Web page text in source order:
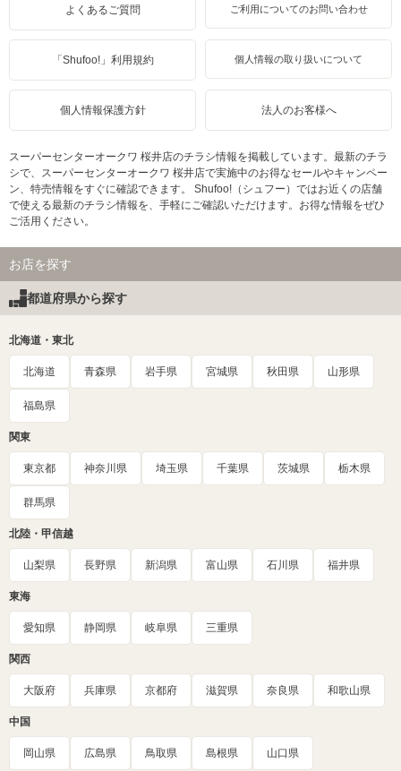
よくあるご質問 ご利用についてのお問い合わせ
「Shufoo!」利用規約 個人情報の取り扱いについて
個人情報保護方針 法人のお客様へ
スーパーセンターオークワ 桜井店のチラシ情報を掲載しています。最新のチラ
シで、スーパーセンターオークワ 桜井店で実施中のお得なセールやキャンペー
ン、特売情報をすぐに確認できます。 Shufoo!（シュフー）ではお近くの店舗
で使える最新のチラシ情報を、手軽にご確認いただけます。お得な情報をぜひ
ご活用ください。
お店を探す
都道府県から探す
北海道・東北
北海道 青森県 岩手県 宮城県 秋田県 山形県
福島県
関東
東京都 神奈川県 埼玉県 千葉県 茨城県 栃木県
群馬県
北陸・甲信越
山梨県 長野県 新潟県 富山県 石川県 福井県
東海
愛知県 静岡県 岐阜県 三重県
関西
大阪府 兵庫県 京都府 滋賀県 奈良県 和歌山県
中国
岡山県 広島県 鳥取県 島根県 山口県